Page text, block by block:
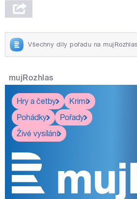
Všechny díly pořadu na mujRozhlas
mujRozhlas
Hry a četby
Krimi
Pohádky
Pořady
Živé vysílání